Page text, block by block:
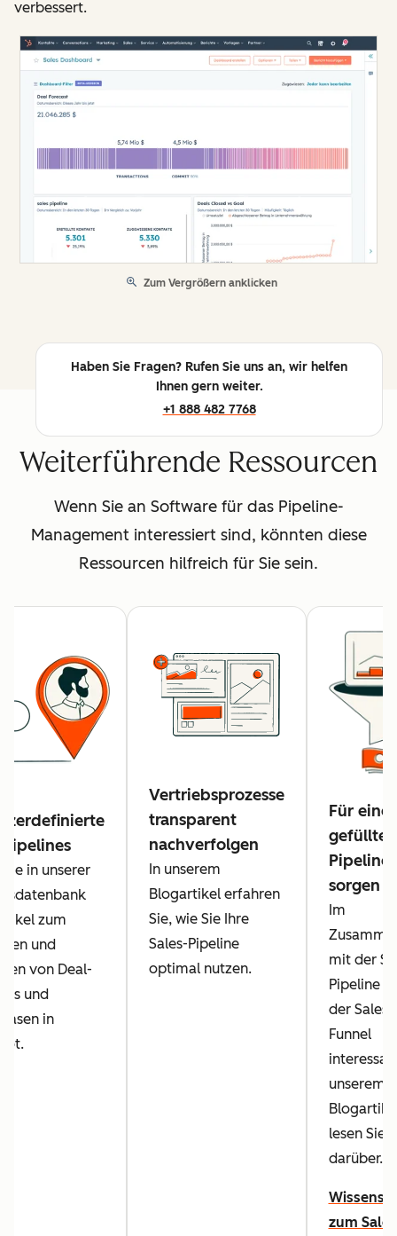
verbessert.
Zum Vergrößern anklicken
Haben Sie Fragen? Rufen Sie uns an, wir helfen
Ihnen gern weiter.
+1 888 482 7768
Weiterführende Ressourcen
Wenn Sie an Software für das Pipeline-
Management interessiert sind, könnten diese
Ressourcen hilfreich für Sie sein.
Sie in unserer
zum
und
von Deal-
und
in
Vertriebsprozesse
transparent
nachverfolgen
In unserem
Blogartikel erfahren
Sie, wie Sie Ihre
Sales-Pipeline
optimal nutzen.
Für eine
gefüllte
Pipeline
sorgen
Im
mit der
Pipeline
der Sales-
Funnel
unserem
lesen Sie
darüber.
zum